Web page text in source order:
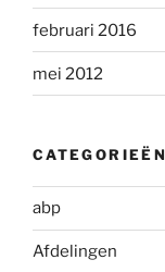
februari 2016
mei 2012
CATEGORIEËN
abp
Afdelingen